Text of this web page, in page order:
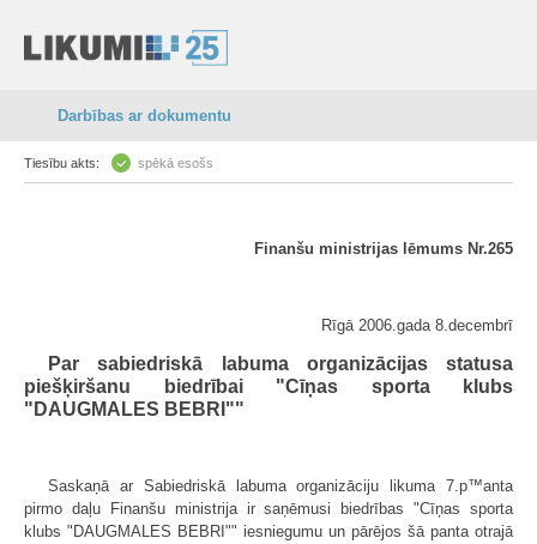
Darbības ar dokumentu
Tiesību akts: spēkā esošs
Finanšu ministrijas lēmums Nr.265
Rīgā 2006.gada 8.decembrī
Par sabiedriskā labuma organizācijas statusa
piešķiršanu biedrībai "Cīņas sporta klubs
"DAUGMALES BEBRI""
Saskaņā ar Sabiedriskā labuma organizāciju likuma 7.p™anta
pirmo daļu Finanšu ministrija ir saņēmusi biedrības "Cīņas sporta
klubs "DAUGMALES BEBRI"" iesniegumu un pārējos šā panta otrajā